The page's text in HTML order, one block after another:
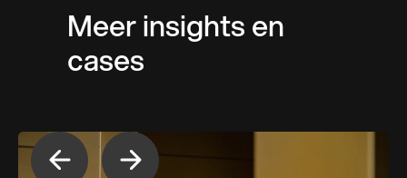
Meer insights en
cases